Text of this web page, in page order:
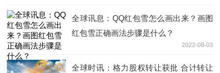
全球讯息：QQ红包雪怎么画出来？画图
红包雪正确画法步骤是什么？
2022-08-03
全球时讯：格力股权转让获批 合计转让